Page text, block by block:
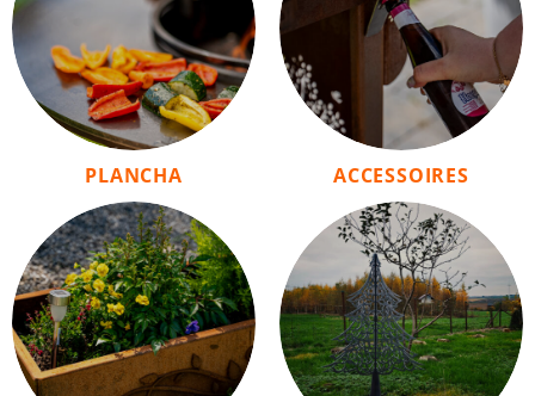
PLANCHA ACCESSOIRES